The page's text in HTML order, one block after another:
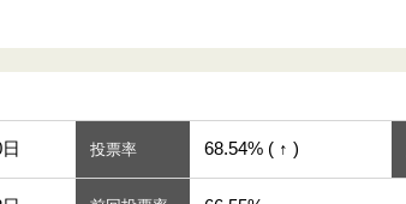
投票率 68.54% ( ↑ )